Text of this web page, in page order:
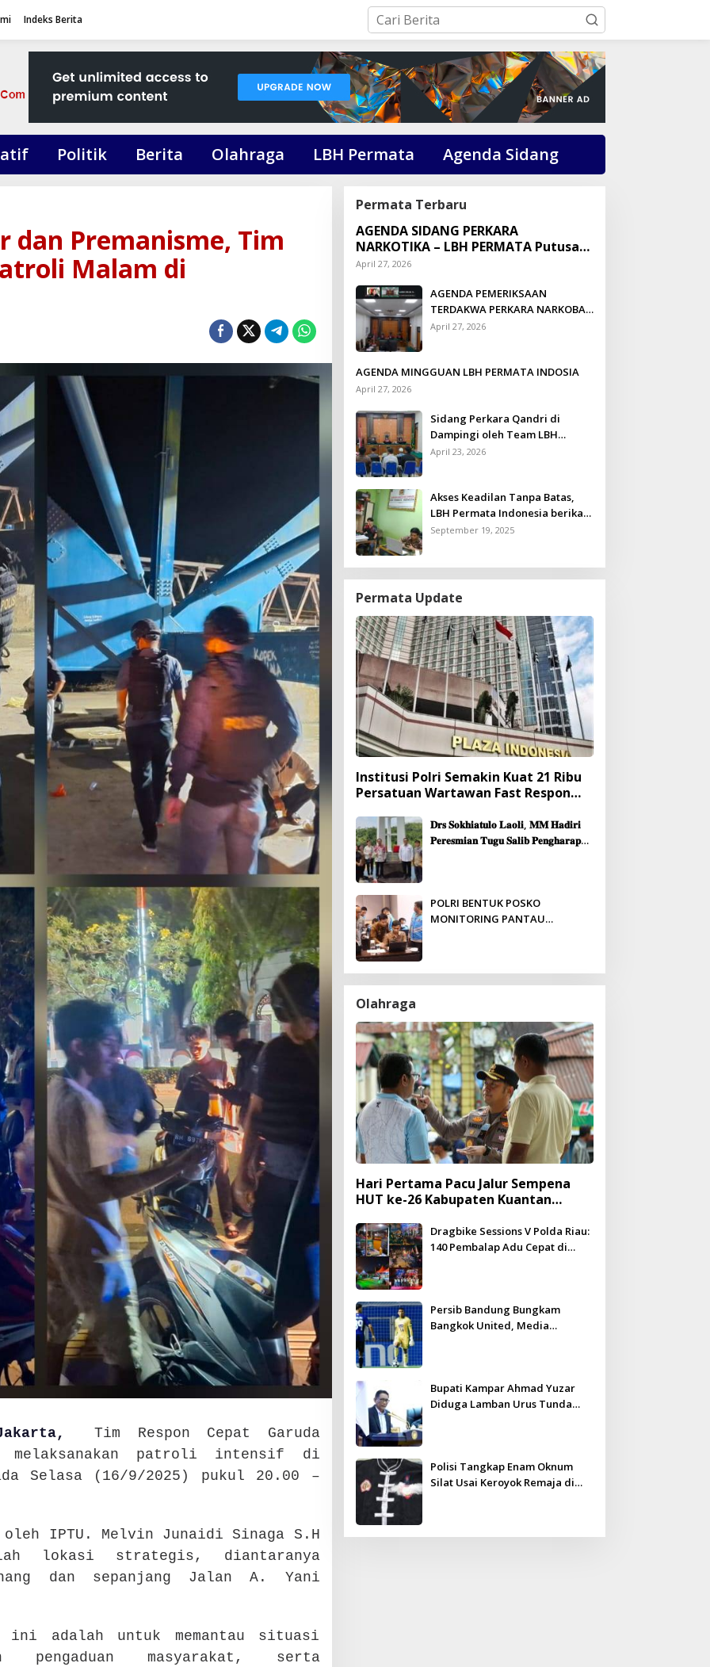
Indeks Berita
Politik Berita Olahraga LBH Permata Agenda Sidang
dan Premanisme, Tim
Malam di
Tim Respon Cepat Garuda
melaksanakan patroli intensif di
Selasa (16/9/2025) pukul 20.00 –
IPTU. Melvin Junaidi Sinaga S.H
lokasi strategis, diantaranya
dan sepanjang Jalan A. Yani
adalah untuk memantau situasi
pengaduan masyarakat, serta
Permata Terbaru
AGENDA SIDANG PERKARA
NARKOTIKA – LBH PERMATA Putusan:
Dikson Simbolon Divonis 3 Tahun
April 27, 2026
AGENDA PEMERIKSAAN
TERDAKWA PERKARA NARKOBA
DI PENGADILAN TALUK
April 27, 2026
AGENDA MINGGUAN LBH PERMATA INDOSIA
April 27, 2026
Sidang Perkara Qandri di
Dampingi oleh Team LBH
Permata Indonesia
April 23, 2026
Akses Keadilan Tanpa Batas,
LBH Permata Indonesia berikan
Layanan Konsultasi Hukum
September 19, 2025
Permata Update
Institusi Polri Semakin Kuat 21 Ribu
Persatuan Wartawan Fast Respon
𝐃𝐫𝐬 𝐒𝐨𝐤𝐡𝐢𝐚𝐭𝐮𝐥𝐨 𝐋𝐚𝐨𝐥𝐢, 𝐌𝐌 𝐇𝐚𝐝𝐢𝐫𝐢
𝐏𝐞𝐫𝐞𝐬𝐦𝐢𝐚𝐧 𝐓𝐮𝐠𝐮 𝐒𝐚𝐥𝐢𝐛 𝐏𝐞𝐧𝐠𝐡𝐚𝐫𝐚𝐩𝐚𝐧
POLRI BENTUK POSKO
MONITORING PANTAU
Olahraga
Hari Pertama Pacu Jalur Sempena
HUT ke-26 Kabupaten Kuantan
Kondusif
Dragbike Sessions V Polda Riau:
140 Pembalap Adu Cepat di
Persib Bandung Bungkam
Bangkok United, Media
Bupati Kampar Ahmad Yuzar
Diduga Lamban Urus Tunda
Polisi Tangkap Enam Oknum
Silat Usai Keroyok Remaja di